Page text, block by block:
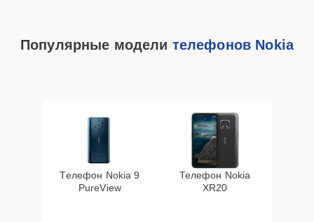
Популярные модели телефонов Nokia
Телефон Nokia 9
PureView
Телефон Nokia
XR20